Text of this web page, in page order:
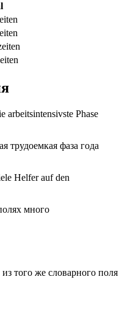
arbeitsintensivste Phase
трудоемкая фаза года
Helfer auf den
много
того же словарного поля